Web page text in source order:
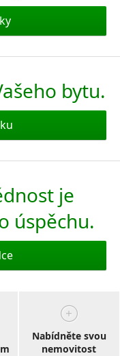
bytu.
je
úspěchu.
Nabídněte svou
nemovitost